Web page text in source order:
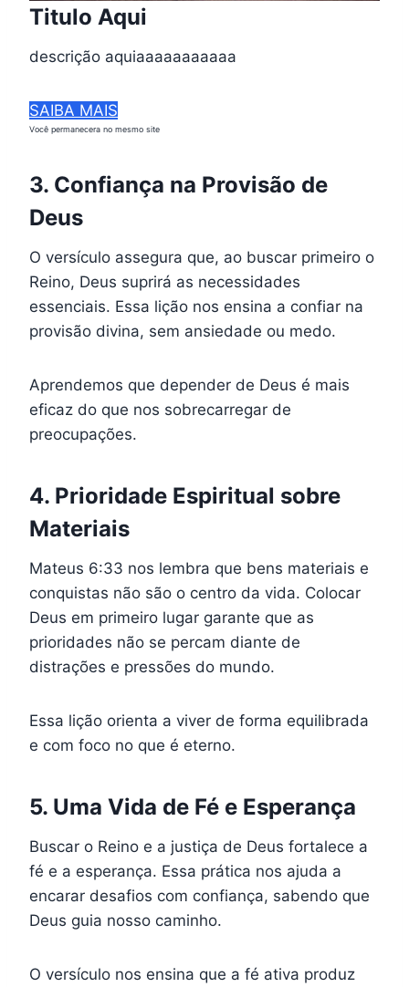
Titulo Aqui
descrição aquiaaaaaaaaaaa
SAIBA MAIS
Você permanecera no mesmo site
3. Confiança na Provisão de
Deus
O versículo assegura que, ao buscar primeiro o
Reino, Deus suprirá as necessidades
essenciais. Essa lição nos ensina a confiar na
provisão divina, sem ansiedade ou medo.
Aprendemos que depender de Deus é mais
eficaz do que nos sobrecarregar de
preocupações.
4. Prioridade Espiritual sobre
Materiais
Mateus 6:33 nos lembra que bens materiais e
conquistas não são o centro da vida. Colocar
Deus em primeiro lugar garante que as
prioridades não se percam diante de
distrações e pressões do mundo.
Essa lição orienta a viver de forma equilibrada
e com foco no que é eterno.
5. Uma Vida de Fé e Esperança
Buscar o Reino e a justiça de Deus fortalece a
fé e a esperança. Essa prática nos ajuda a
encarar desafios com confiança, sabendo que
Deus guia nosso caminho.
O versículo nos ensina que a fé ativa produz